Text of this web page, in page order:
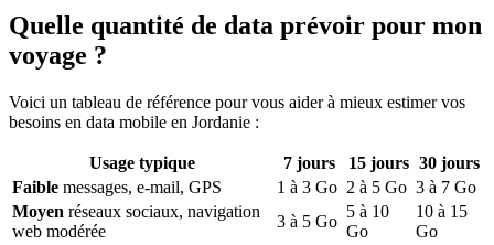
Quelle quantité de data prévoir pour mon
voyage ?
Voici un tableau de référence pour vous aider à mieux estimer vos
besoins en data mobile en Jordanie :
Usage typique 7 jours 15 jours 30jours
Faible messages, e-mail, GPS 1 à 3 Go 2 à 5 Go 3 à 7 Go
Moyen réseaux sociaux, navigation
web modérée
3 à 5 Go
5 à 10
Go
10 à 15
Go